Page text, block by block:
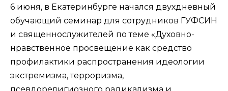
6 июня, в Екатеринбурге начался двухдневный
обучающий семинар для сотрудников ГУФСИН
и священнослужителей по теме «Духовно-
нравственное просвещение как средство
профилактики распространения идеологии
экстремизма, терроризма,